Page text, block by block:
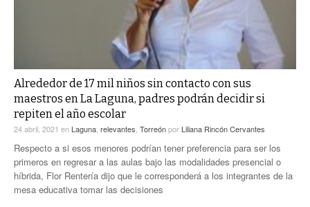
Alrededor de 17 mil niños sin contacto con sus
maestros en La Laguna, padres podrán decidir si
repiten el año escolar
24 abril, 2021 en Laguna relevantes Torreónpor Liliana Rincón Cervantes
Respecto a si esos menores podrían tener preferencia para ser los
primeros en regresar a las aulas bajo las modalidades presencial o
híbrida, Flor Rentería dijo que le corresponderá a los integrantes de la
mesa educativa tomar las decisiones